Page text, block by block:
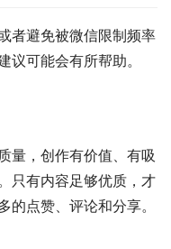
者避免被微信限制频率
议可能会有所帮助。
量，创作有价值、有吸
只有内容足够优质，才
点赞、评论和分享。